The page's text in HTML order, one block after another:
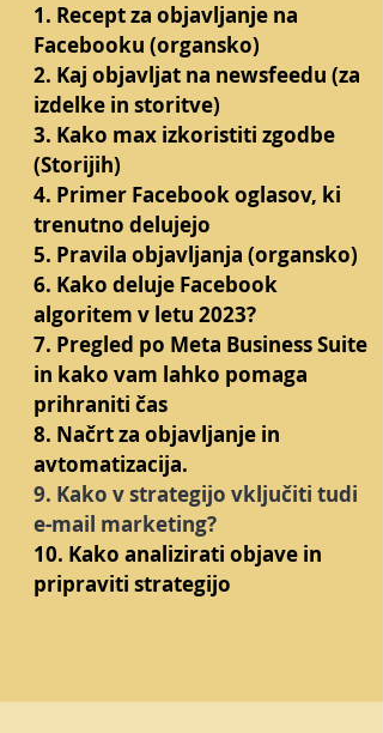
1. Recept za objavljanje na
Facebooku (organsko)
2. Kaj objavljat na newsfeedu (za
izdelke in storitve)
3. Kako max izkoristiti zgodbe
(Storijih)
4. Primer Facebook oglasov, ki
trenutno delujejo
5. Pravila objavljanja (organsko)
6. Kako deluje Facebook
algoritem v letu 2023?
7. Pregled po Meta Business Suite
in kako vam lahko pomaga
prihraniti čas
8. Načrt za objavljanje in
avtomatizacija.
9. Kako v strategijo vključiti tudi
e-mail marketing?
10. Kako analizirati objave in
pripraviti strategijo